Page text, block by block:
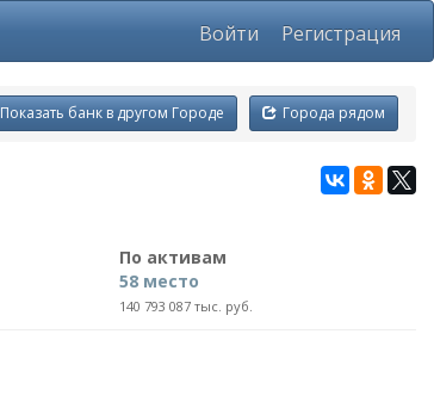
Войти Регистрация
Города рядом
Показать банк в другом Городе
По активам
58 место
140 793 087 тыс. руб.